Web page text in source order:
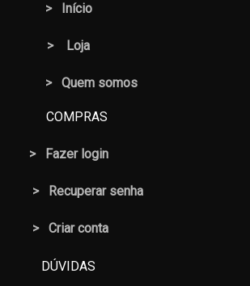
> Início
> Loja
> Quem somos
COMPRAS
> Fazer login
> Recuperar senha
> Criar conta
DÚVIDAS